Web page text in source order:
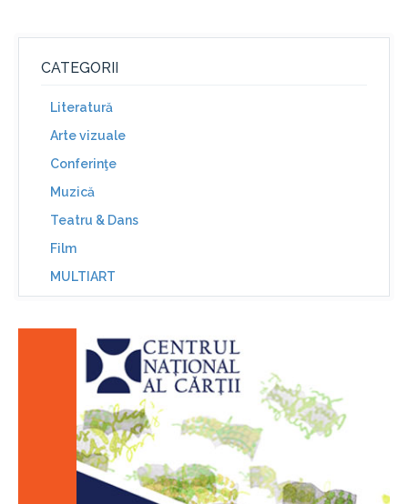
CATEGORII
Literatură
Arte vizuale
Conferinţe
Muzică
Teatru & Dans
Film
MULTIART